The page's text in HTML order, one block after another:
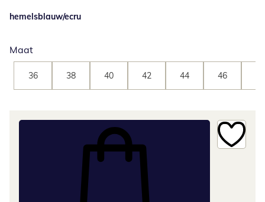
hemelsblauw/ecru
Maat
36 38 40 42 44 46